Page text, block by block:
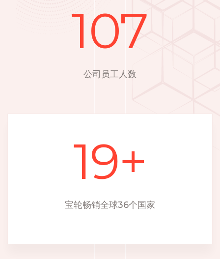
107
公司员工人数
19+
宝轮畅销全球36个国家